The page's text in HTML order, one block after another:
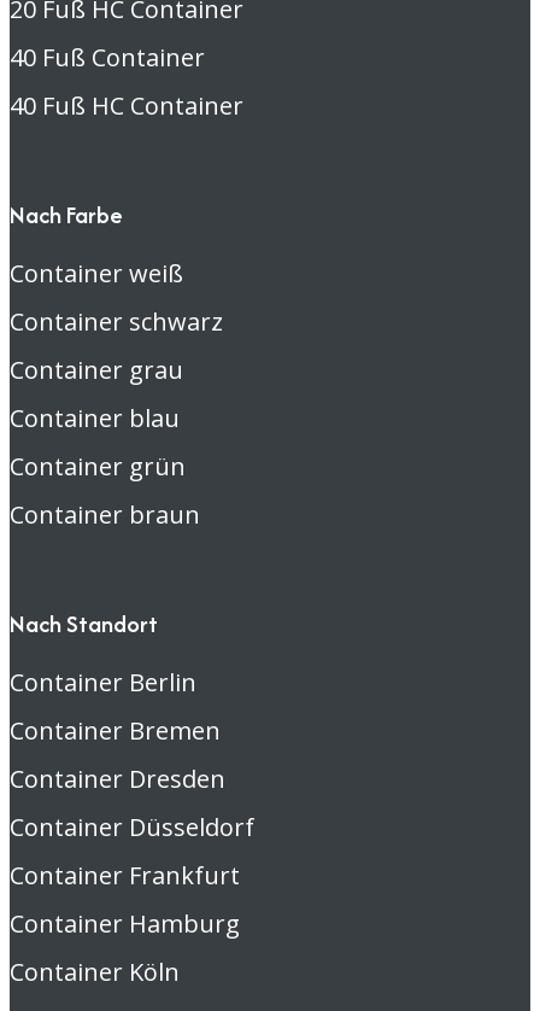
20 Fuß HC Container
40 Fuß Container
40 Fuß HC Container
Nach Farbe
Container weiß
Container schwarz
Container grau
Container blau
Container grün
Container braun
Nach Standort
Container Berlin
Container Bremen
Container Dresden
Container Düsseldorf
Container Frankfurt
Container Hamburg
Container Köln